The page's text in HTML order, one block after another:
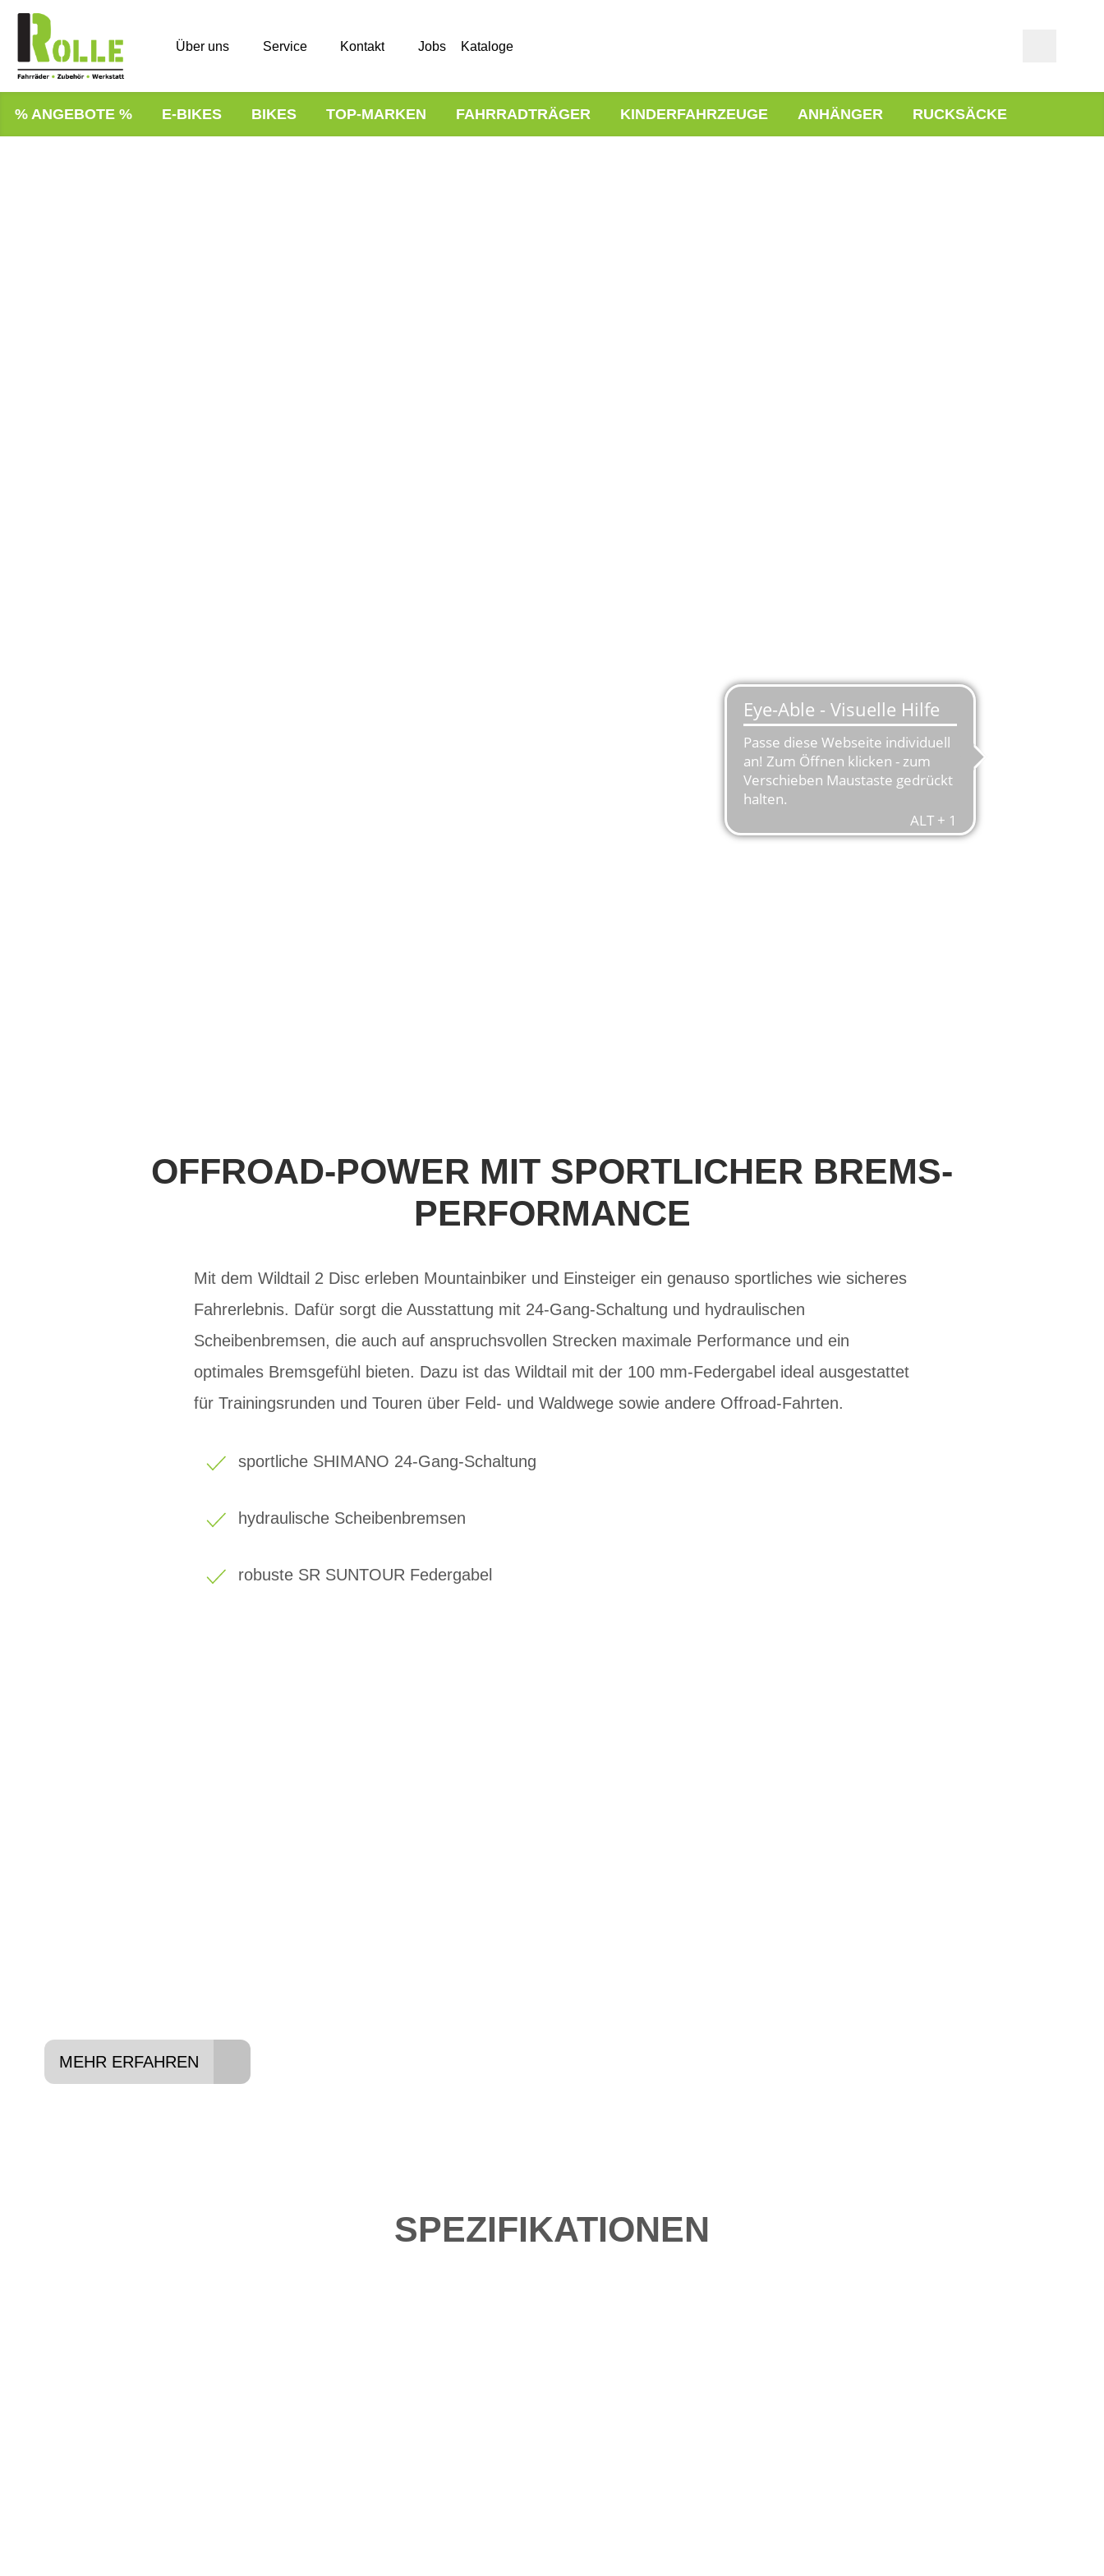
Über uns Service Kontakt Jobs Kataloge
% ANGEBOTE % E-BIKES BIKES TOP-MARKEN FAHRRADTRÄGER KINDERFAHRZEUGE ANHÄNGER RUCKSÄCKE
OFFROAD-POWER MIT SPORTLICHER BREMS-
PERFORMANCE
Mit dem Wildtail 2 Disc erleben Mountainbiker und Einsteiger ein genauso sportliches wie sicheres
Fahrerlebnis. Dafür sorgt die Ausstattung mit 24-Gang-Schaltung und hydraulischen
Scheibenbremsen, die auch auf anspruchsvollen Strecken maximale Performance und ein
optimales Bremsgefühl bieten. Dazu ist das Wildtail mit der 100 mm-Federgabel ideal ausgestattet
für Trainingsrunden und Touren über Feld- und Waldwege sowie andere Offroad-Fahrten.
sportliche SHIMANO 24-Gang-Schaltung
hydraulische Scheibenbremsen
robuste SR SUNTOUR Federgabel
MEHR ERFAHREN
SPEZIFIKATIONEN